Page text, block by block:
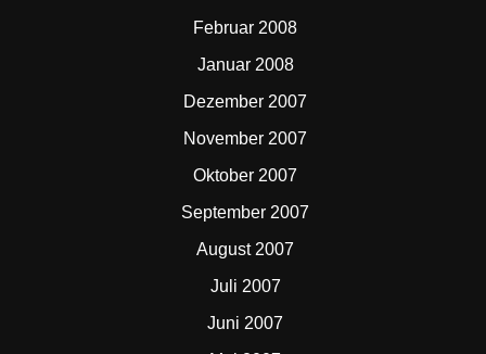
Februar 2008
Januar 2008
Dezember 2007
November 2007
Oktober 2007
September 2007
August 2007
Juli 2007
Juni 2007